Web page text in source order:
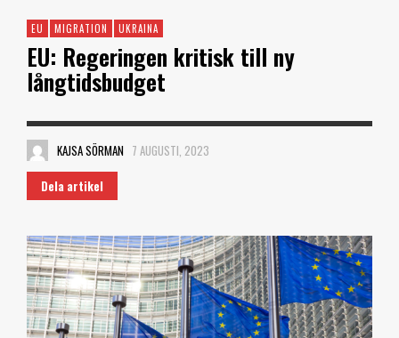
EU MIGRATION UKRAINA
EU: Regeringen kritisk till ny
långtidsbudget
KAJSA SÖRMAN 7 AUGUSTI, 2023
Dela artikel